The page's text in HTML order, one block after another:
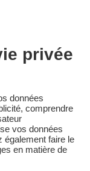
Plan du site
Réalisé par Sooyoos
privée
données
comprendre
vos données
également faire le
en matière de